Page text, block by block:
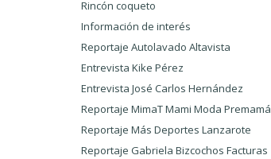
Rincón coqueto
Información de interés
Reportaje Autolavado Altavista
Entrevista Kike Pérez
Entrevista José Carlos Hernández
Reportaje MimaT Mami Moda Premamá
Reportaje Más Deportes Lanzarote
Reportaje Gabriela Bizcochos Facturas